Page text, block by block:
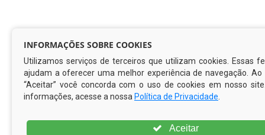
INFORMAÇÕES SOBRE COOKIES
Utilizamos serviços de terceiros que utilizam cookies. Essas
ajudam a oferecer uma melhor experiência de navegação. Ao
“Aceitar” você concorda com o uso de cookies em nosso
informações, acesse a nossa Política de Privacidade
Aceitar